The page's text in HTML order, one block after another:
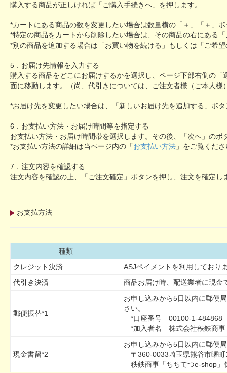
購入する商品が正しければ「ご購入手続きへ」を押します。
*カートにある商品の数を変更したい場合は数量横の「＋」「＋」
*特定の商品をカートから削除したい場合は、その商品の右にある
*別の商品を追加する場合は「お買い物を続ける」もしくは「ご希
5．お届け先情報を入力する
購入する商品をどこにお届けするかを選択し、ページ下部右側の
面に移動します。（尚、代引きについては、ご注文者様（ご本人
*お届け先を変更したい場合は、「新しいお届け先を追加する」ボ
6．お支払い方法・お届け時間等を指定する
お支払い方法・お届け時間帯を選択します。その後、「次へ」のボ
*お支払い方法の詳細は当ページ内の「お支払い方法 」をご覧くだ
7．注文内容を確認する
注文内容を確認の上、「ご注文確定」ボタンを押し、注文を確定し
お支払方法
種類
クレジット決済
ASJペイメントを利用しており
代引き決済
商品お届け時、配送業者に現金
郵便振替*1
お申し込みから5日以内に郵便
さい。
*口座番号 00100-1-484868
*加入者名 株式会社秩鉄商事
現金書留*2
お申し込みから5日以内に郵便
〒360-0033埼玉県熊谷市曙町
秩鉄商事「ちちてつe-shop